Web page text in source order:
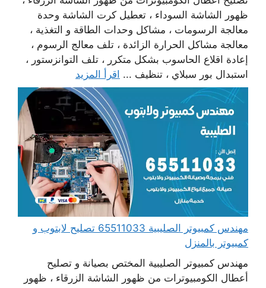
ظهور الشاشة السوداء ، تعطيل كرت الشاشة وحدة
معالجة الرسومات ، مشاكل وحدات الطاقة و التغذية ،
معالجة مشاكل الحرارة الزائدة ، تلف معالج الرسوم ،
إعادة اقلاع الحاسوب بشكل متكرر ، تلف التوانزستور ،
استبدال بور سبلاي ، تنظيف ... اقرأ المزيد
مهندس كمبيوتر الصليبية 65511033 تصليح لابتوب و
كمبيوتر بالمنزل
مهندس كمبيوتر الصليبية المختص بصيانة و تصليح
أعطال الكومبيوترات من ظهور الشاشة الزرقاء ، ظهور